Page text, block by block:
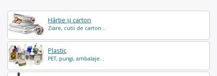
Hârtie și carton
Ziare, cutii de carton...
Plastic
PET, pungi, ambalaje...